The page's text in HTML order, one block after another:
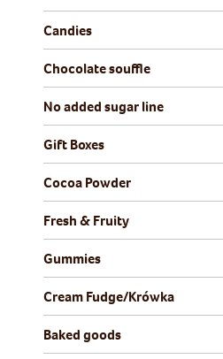
Candies
Chocolate souffle
No added sugar line
Gift Boxes
Cocoa Powder
Fresh & Fruity
Gummies
Cream Fudge/Krówka
Baked goods